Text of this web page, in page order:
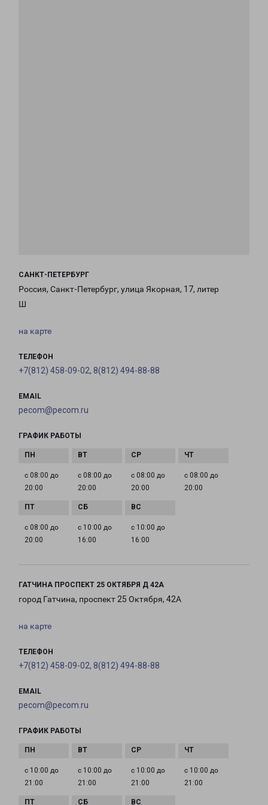
САНКТ-ПЕТЕРБУРГ
Россия, Санкт-Петербург, улица Якорная, 17, литер
Ш
на карте
ТЕЛЕФОН
+7(812) 458-09-02, 8(812) 494-88-88
EMAIL
pecom@pecom.ru
ГРАФИК РАБОТЫ
с 08:00 до
20:00
с 08:00 до
20:00
с 08:00 до
20:00
с 08:00 до
20:00
с 08:00 до
20:00
с 10:00 до
16:00
с 10:00 до
16:00
ГАТЧИНА ПРОСПЕКТ 25 ОКТЯБРЯ Д 42А
город Гатчина, проспект 25 Октября, 42А
на карте
ТЕЛЕФОН
+7(812) 458-09-02, 8(812) 494-88-88
EMAIL
pecom@pecom.ru
ГРАФИК РАБОТЫ
с 10:00 до
21:00
с 10:00 до
21:00
с 10:00 до
21:00
с 10:00 до
21:00